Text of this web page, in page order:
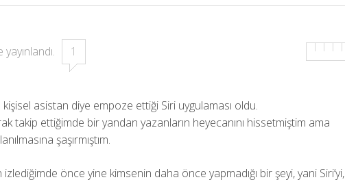
1
asistan diye empoze ettiği Siri uygulaması oldu.
takip ettiğimde bir yandan yazanların heyecanını hissetmiştim ama
şaşırmıştım.
önce yine kimsenin daha önce yapmadığı bir şeyi, yani Siri’yi,